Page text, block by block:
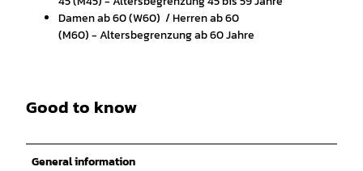
Damen ab 60 (W60) / Herren ab 60
(M60) - Altersbegrenzung ab 60 Jahre
Good to know
General information